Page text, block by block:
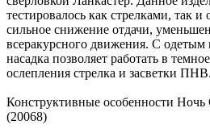
тестировалось как стрелками, так
сильное снижение отдачи,
всеракурсного движения. С
насадка позволяет работать в
ослепления стрелка и засветки ПНВ.
Конструктивные особенности
(20068)